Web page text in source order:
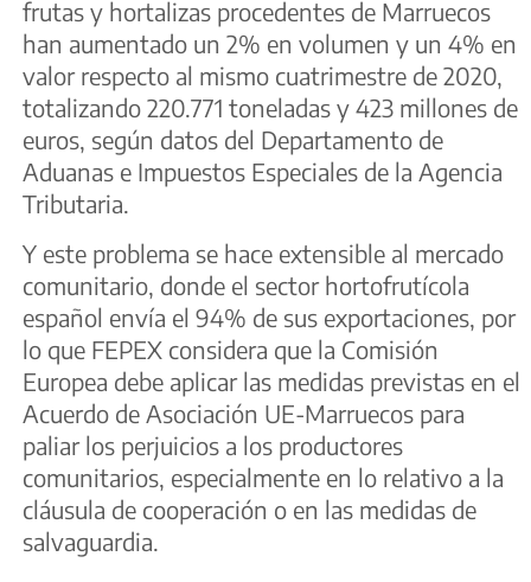
frutas y hortalizas procedentes de Marruecos
han aumentado un 2% en volumen y un 4% en
valor respecto al mismo cuatrimestre de 2020,
totalizando 220.771 toneladas y 423 millones de
euros, según datos del Departamento de
Aduanas e Impuestos Especiales de la Agencia
Tributaria.
Y este problema se hace extensible al mercado
comunitario, donde el sector hortofrutícola
español envía el 94% de sus exportaciones, por
lo que FEPEX considera que la Comisión
Europea debe aplicar las medidas previstas en el
Acuerdo de Asociación UE-Marruecos para
paliar los perjuicios a los productores
comunitarios, especialmente en lo relativo a la
cláusula de cooperación o en las medidas de
salvaguardia.